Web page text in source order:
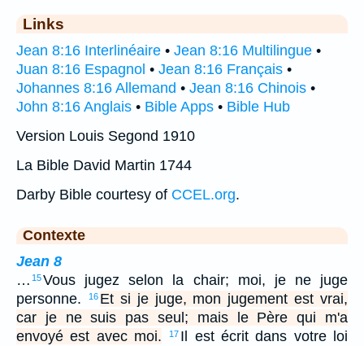
Links
Jean 8:16 Interlinéaire • Jean 8:16 Multilingue •
Juan 8:16 Espagnol • Jean 8:16 Français •
Johannes 8:16 Allemand • Jean 8:16 Chinois •
John 8:16 Anglais • Bible Apps • Bible Hub
Version Louis Segond 1910
La Bible David Martin 1744
Darby Bible courtesy of CCEL.org.
Contexte
Jean 8
… 15Vous jugez selon la chair; moi, je ne juge
personne.
16 Et si je juge, mon jugement est vrai,
car je ne suis pas seul; mais le Père qui m'a
envoyé est avec moi.
17 Il est écrit dans votre loi